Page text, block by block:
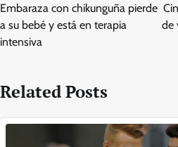
Embaraza con chikunguña pierde
a su bebé y está en terapia
intensiva
de
Related Posts